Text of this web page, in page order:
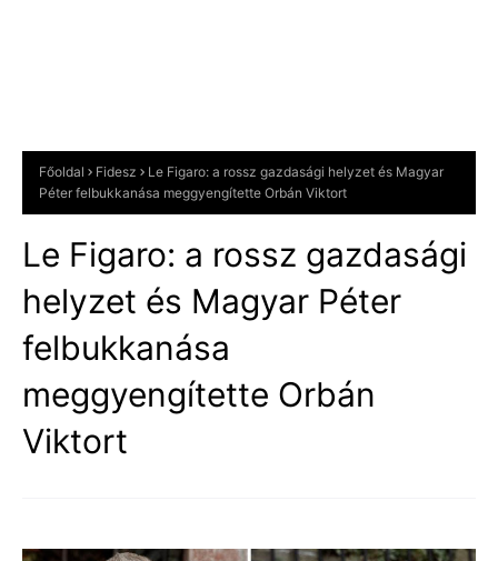
Főoldal Fidesz
Le Figaro: a rossz gazdasági helyzet és Magyar
Péter felbukkanása meggyengítette Orbán Viktort
Le Figaro: a rossz gazdasági
helyzet és Magyar Péter
felbukkanása
meggyengítette Orbán
Viktort